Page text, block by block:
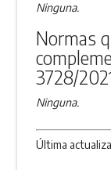
Ninguna.
Normas
3728/
Ninguna.
Última